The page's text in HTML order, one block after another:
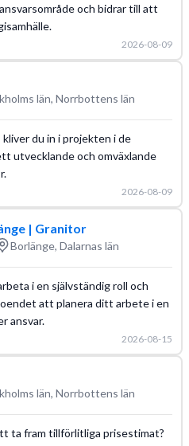
och bidrar till att
2026-08-09
län, Norrbottens län
du in i projekten i de
utvecklande och omväxlande
2026-08-09
| Granitor
Borlänge, Dalarnas län
i en självständig roll och
att planera ditt arbete i en
ansvar.
2026-08-15
län, Norrbottens län
ta fram tillförlitliga prisestimat?